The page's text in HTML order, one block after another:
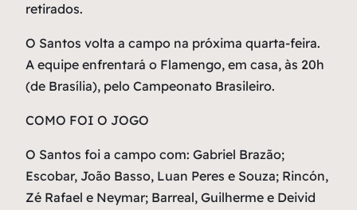
retirados.
O Santos volta a campo na próxima quarta-feira.
A equipe enfrentará o Flamengo, em casa, às 20h
(de Brasília), pelo Campeonato Brasileiro.
COMO FOI O JOGO
O Santos foi a campo com: Gabriel Brazão;
Escobar, João Basso, Luan Peres e Souza; Rincón,
Zé Rafael e Neymar; Barreal, Guilherme e Deivid